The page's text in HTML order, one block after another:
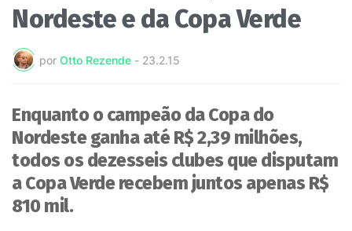
Nordeste e da Copa Verde
por Otto Rezende - 23.2.15
Enquanto o campeão da Copa do
Nordeste ganha até R$ 2,39 milhões,
todos os dezesseis clubes que disputam
a Copa Verde recebem juntos apenas R$
810 mil.